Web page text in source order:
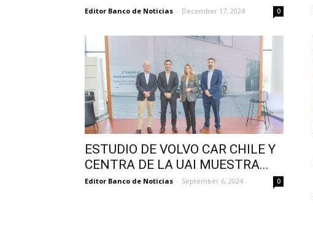
Editor Banco de Noticias - December 17, 2024 0
ESTUDIO DE VOLVO CAR CHILE Y
CENTRA DE LA UAI MUESTRA...
Editor Banco de Noticias - September 6, 2024 0